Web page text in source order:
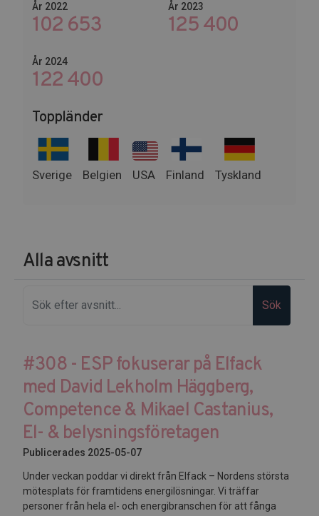
År 2022
102 653
År 2023
145 674
År 2024
149 400
Toppländer
Sverige Belgien USA Finland Tyskland
Alla avsnitt
Sök
#308 - ESP fokuserar på Elfack
med David Lekholm Häggberg,
Competence & Mikael Castanius,
El- & belysningsföretagen
Publicerades 2025-05-07
Under veckan poddar vi direkt från Elfack – Nordens största
mötesplats för framtidens energilösningar. Vi träffar
personer från hela el- och energibranschen för att fånga